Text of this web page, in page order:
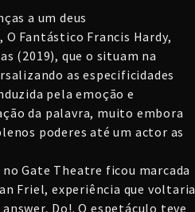
a um deus
O Fantástico Francis Hardy,
(2019), que o situam na
as especificidades
pela emoção e
da palavra, muito embora
poderes até um actor as
Gate Theatre ficou marcada
Friel, experiência que voltaria
Do!. O espetáculo teve